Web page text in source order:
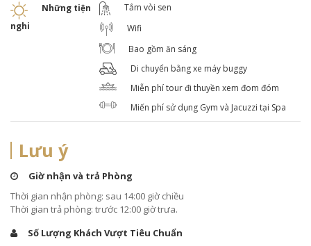
Những tiện
nghi
Tắm vòi sen
Wifi
Bao gồm ăn sáng
Di chuyển bằng xe máy buggy
Miễn phí tour đi thuyền xem đom đóm
Miến phí sử dụng Gym và Jacuzzi tại Spa
Lưu ý
Giờ nhận và trả Phòng
Thời gian nhận phòng: sau 14:00 giờ chiều
Thời gian trả phòng: trước 12:00 giờ trưa.
Số Lượng Khách Vượt Tiêu Chuẩn